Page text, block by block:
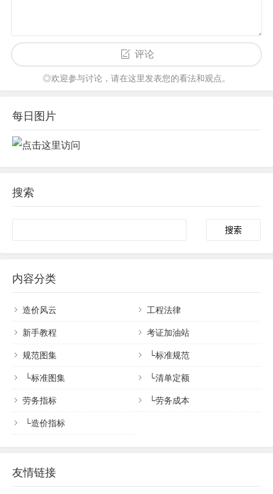
评论
◎欢迎参与讨论，请在这里发表您的看法和观点。
每日图片
搜索
内容分类
造价风云 工程法律
新手教程 考证加油站
规范图集 └标准规范
└标准图集 └清单定额
劳务指标 └劳务成本
└造价指标
友情链接